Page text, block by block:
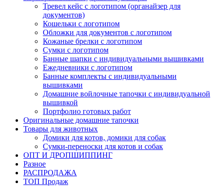
Тревел кейс с логотипом (органайзер для
документов)
Кошельки с логотипом
Обложки для документов с логотипом
Кожаные брелки с логотипом
Сумки с логотипом
Банные шапки с индивидуальными вышивками
Ежедневники с логотипом
Банные комплекты с индивидуальными
вышивками
Домашние войлочные тапочки с индивидуальной
вышивкой
Портфолио готовых работ
Оригинальные домашние тапочки
Товары для животных
Домики для котов, домики для собак
Сумки-переноски для котов и собак
ОПТ И ДРОПШИППИНГ
Разное
РАСПРОДАЖА
ТОП Продаж